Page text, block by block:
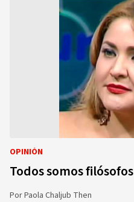
OPINIÓN
Todos somos filósofos
PorPaola Chaljub Then